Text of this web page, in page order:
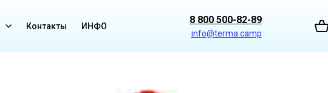
Контакты ИНФО
8 800 500-82-89
info@terma.camp